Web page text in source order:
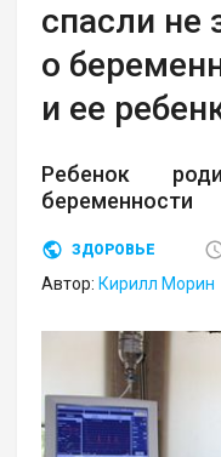
спасли
о
и ее
Ребенок
беременности
ЗДОРОВЬЕ
Автор: Кирилл Морин